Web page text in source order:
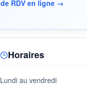
de RDV en ligne →
Horaires
Lundi au vendredi